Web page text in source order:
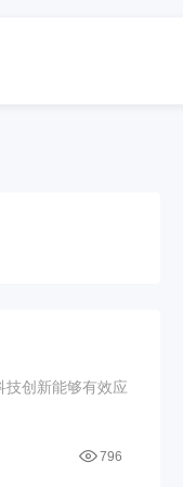
技创新能够有效应
796